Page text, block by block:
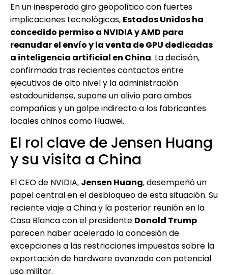
En un inesperado giro geopolítico con fuertes
implicaciones tecnológicas, Estados Unidos ha
concedido permiso a NVIDIA y AMD para
reanudar el envío y la venta de GPU dedicadas
a inteligencia artificial en China. La decisión,
confirmada tras recientes contactos entre
ejecutivos de alto nivel y la administración
estadounidense, supone un alivio para ambas
compañías y un golpe indirecto a los fabricantes
locales chinos como Huawei.
El rol clave de Jensen Huang
y su visita a China
El CEO de NVIDIA, Jensen Huang, desempeñó un
papel central en el desbloqueo de esta situación. Su
reciente viaje a China y la posterior reunión en la
Casa Blanca con el presidente Donald Trump
parecen haber acelerado la concesión de
excepciones a las restricciones impuestas sobre la
exportación de hardware avanzado con potencial
uso militar.